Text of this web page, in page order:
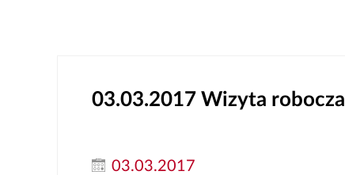
03.03.2017Wizyta robocza
03.03.2017